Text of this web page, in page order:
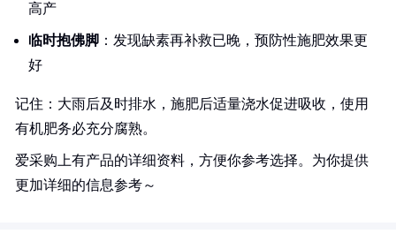
高产
临时抱佛脚 ：发现缺素再补救已晚，预防性施肥效果更
好
记住：大雨后及时排水，施肥后适量浇水促进吸收，使用
有机肥务必充分腐熟。
爱采购上有产品的详细资料，方便你参考选择。为你提供
更加详细的信息参考～